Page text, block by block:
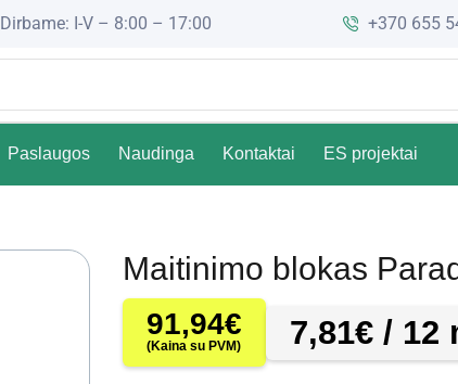
Dirbame: I-V – 8:00 – 17:00 +370 655
Paslaugos Naudinga Kontaktai ES projektai
Maitinimo blokas
91,94€
(Kaina su PVM) 7,81€ / 12